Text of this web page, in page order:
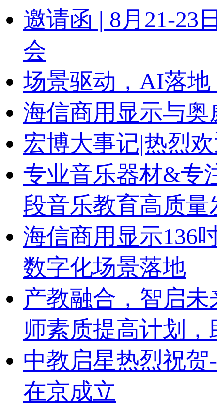
邀请函 | 8月21-23
会
场景驱动，AI落
海信商用显示与
宏博大事记|热烈
专业音乐器材&专
段音乐教育高质量
海信商用显示136
数字化场景落地
产教融合，智启
师素质提高计划
中教启星热烈祝
在京成立